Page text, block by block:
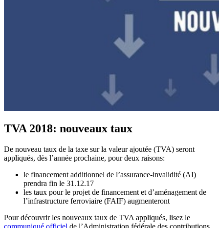
TVA 2018: nouveaux taux
De nouveau taux de la taxe sur la valeur ajoutée (TVA) seront
appliqués, dès l’année prochaine, pour deux raisons:
le financement additionnel de l’assurance-invalidité (AI)
prendra fin le 31.12.17
les taux pour le projet de financement et d’aménagement de
l’infrastructure ferroviaire (FAIF) augmenteront
Pour découvrir les nouveaux taux de TVA appliqués, lisez le